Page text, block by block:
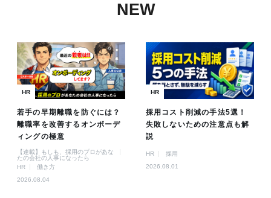
NEW
HR
若手の早期離職を防ぐには？
離職率を改善するオンボーデ
ィングの極意
【連載】もしも、採用のプロがあな
たの会社の人事になったら
HR
働き方
2026.08.04
HR
採用コスト削減の手法5選！
失敗しないための注意点も解
説
HR
採用
2026.08.01